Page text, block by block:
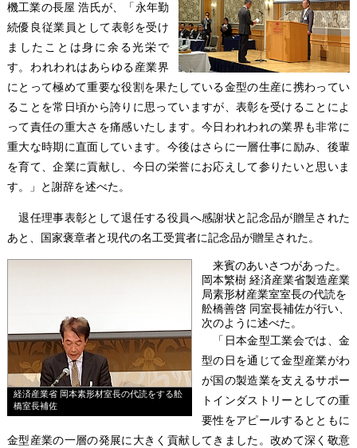
機工業の長屋 浩氏が、「永年勤
続優良従業員として表彰を受け
ましたことは身に余る光栄で
す。われわれはあらゆる産業界
にとって極めて重要な役割を果たしている金型の生産に携わってい
ることを常日頃から誇りに思っていますが、表彰を受けることによ
って責任の重大さを痛感いたします。今日われわれの業界も非常に
重大な時期に直面しています。今後はさらに一層仕事に励み、後輩
を育て、企業に貢献し、今日の栄誉にお応えして参りたいと思いま
す。」と謝辞を述べた。
退任理事表彰として退任する役員へ感謝状と記念品が贈呈された
あと、国家褒章者と現代の名工受賞者に記念品が贈呈された。
経済産業省 岡本素形材室長の代読をする舩
橋室長補佐
来賓のあいさつがあった。
岡本繁樹 経済産業省製造産業
局素形材産業室室長の代読を
舩橋善啓 同室長補佐が行い、
次のように述べた。
「日本金型工業会では、金
型の日を通じて金型産業がわ
が国の製造業を支えるサポー
トインダストリーとしての重
要性をアピールするとともに
金型産業の一層の発展に大きく貢献してきました。改めて深く敬意